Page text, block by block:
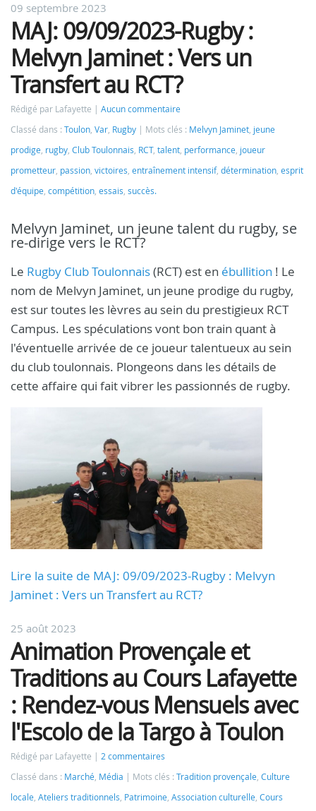
09 septembre 2023
MAJ: 09/09/2023-Rugby :
Melvyn Jaminet : Vers un
Transfert au RCT?
Rédigé par Lafayette
Aucun commentaire
Classé dans : Toulon, Var, Rugby Mots clés : Melvyn Jaminet, jeune
prodige, rugby, Club Toulonnais, RCT, talent, performance, joueur
prometteur, passion, victoires, entraînement intensif, détermination, esprit
d'équipe, compétition, essais, succès.
Melvyn Jaminet, un jeune talent du rugby, se
re-dirige vers le RCT?
Le Rugby Club Toulonnais(RCT) est en ébullition ! Le
nom de Melvyn Jaminet, un jeune prodige du rugby,
est sur toutes les lèvres au sein du prestigieux RCT
Campus. Les spéculations vont bon train quant à
l'éventuelle arrivée de ce joueur talentueux au sein
du club toulonnais. Plongeons dans les détails de
cette affaire qui fait vibrer les passionnés de rugby.
Lire la suite de MAJ: 09/09/2023-Rugby : Melvyn
Jaminet : Vers un Transfert au RCT?
25 août 2023
Animation Provençale et
Traditions au Cours Lafayette
: Rendez-vous Mensuels avec
l'Escolo de la Targo à Toulon
Rédigé par Lafayette
2 commentaires
Classé dans : Marché, Média Mots clés : Tradition provençale, Culture
locale, Ateliers traditionnels, Patrimoine, Association culturelle, Cours